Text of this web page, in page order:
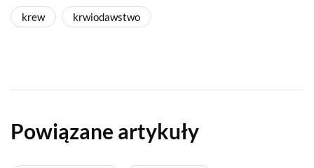
krew krwiodawstwo
Powiązane artykuły